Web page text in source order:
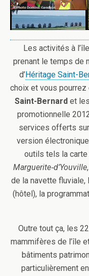
Les activités à
prenant le temps de
d’Héritage Saint-
choix et vous pourrez
Saint-Bernard et
promotionnelle
services offerts sur
version
outils tels la
Marguerite‐d’Youville
de la navette fluviale,
(hôtel), la
Outre tout ça, les
mammifères de l’île
bâtiments
particulièrement